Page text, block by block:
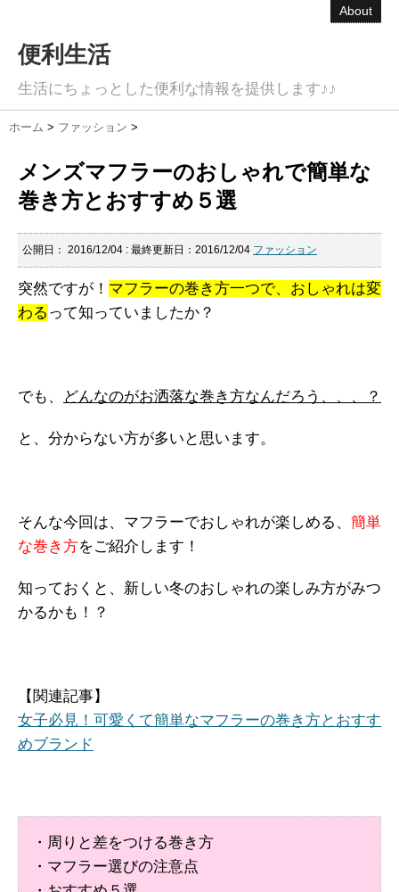
About
便利生活
生活にちょっとした便利な情報を提供します♪♪
ホーム > ファッション >
メンズマフラーのおしゃれで簡単な
巻き方とおすすめ５選
公開日： 2016/12/04 : 最終更新日：2016/12/04 ファッション
突然ですが！ マフラーの巻き方一つで、おしゃれは変
わる って知っていましたか？
でも、 どんなのがお洒落な巻き方なんだろう、、、？
と、分からない方が多いと思います。
そんな今回は、マフラーでおしゃれが楽しめる、 簡単
な巻き方をご紹介します！
知っておくと、新しい冬のおしゃれの楽しみ方がみつ
かるかも！？
【関連記事】
女子必見！可愛くて簡単なマフラーの巻き方とおすす
めブランド
・周りと差をつける巻き方
・マフラー選びの注意点